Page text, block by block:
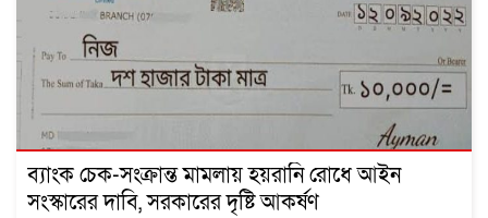
ব্যাংক চেক-সংক্রান্ত মামলায় হয়রানি রোধে আইন
সংস্কারের দাবি, সরকারের দৃষ্টি আকর্ষণ